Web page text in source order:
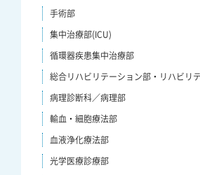
手術部
集中治療部(ICU)
循環器疾患集中治療部
総合リハビリテーション部・リハビリ
病理診断科／病理部
輸血・細胞療法部
血液浄化療法部
光学医療診療部